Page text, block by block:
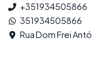
+351934505866
351934505866
Rua Dom Frei